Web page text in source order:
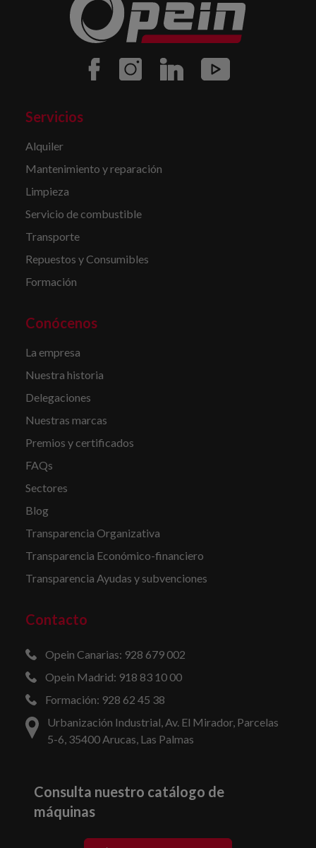
Servicios
Alquiler
Mantenimiento y reparación
Limpieza
Servicio de combustible
Transporte
Repuestos y Consumibles
Formación
Conócenos
La empresa
Nuestra historia
Delegaciones
Nuestras marcas
Premios y certificados
FAQs
Sectores
Blog
Transparencia Organizativa
Transparencia Económico-financiero
Transparencia Ayudas y subvenciones
Contacto
Opein Canarias: 928 679 002
Opein Madrid: 918 83 10 00
Formación: 928 62 45 38
Urbanización Industrial, Av. El Mirador, Parcelas
5-6, 35400 Arucas, Las Palmas
Consulta nuestro catálogo de
máquinas